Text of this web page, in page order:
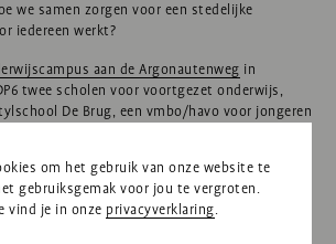
we samen zorgen voor een stedelijke
iedereen werkt?
aan de Argonautenweg in
twee scholen voor voortgezet onderwijs,
De Brug, een vmbo/havo voor jongeren
of meervoudige beperking. Richelle vertelt
DP6 De Brug ontwierp volgens het
en Leven: speciaal waar het moet, gewoon
met en zonder beperking elkaar op de
van elkaar leren.
om het gebruik van onze website te
gebruiksgemak voor jou te vergroten.
vind je in onze privacyverklaring.